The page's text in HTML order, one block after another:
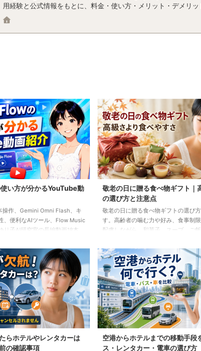
用経験と公式情報をもとに、料金・使い方・メリット・デメリ
い方が分かるYouTube動
作、Gemini Omni Flash、キ
、便利なAIツール、Flow Music
り子AI研究室の長編動画18本
敬老の日に贈る食べ物ギフト｜
の選び方と注意点
敬老の日に贈る食べ物ギフトの選び
す。高齢者の噛む力や好み、食事制
配慮しながら、和菓子、スープ、ご飯
らホテルやレンタカーは
の確認事項
空港からホテルまでの移動手段
ス・レンタカー・電車の選び方